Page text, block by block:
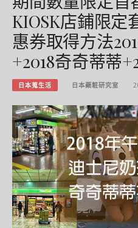
KIOSK店鋪限定
惠券取得方法
+2018奇奇蒂蒂
日本蒐生活 日本藥粧研究室